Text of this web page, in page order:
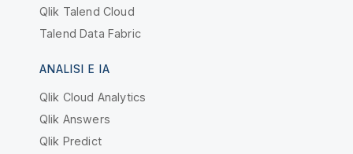
Qlik Talend Cloud
Talend Data Fabric
ANALISI E IA
Qlik Cloud Analytics
Qlik Answers
Qlik Predict